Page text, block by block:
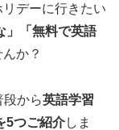
デーに行きたい
」「無料で英語
か？
から英語学習
5つご紹介しま